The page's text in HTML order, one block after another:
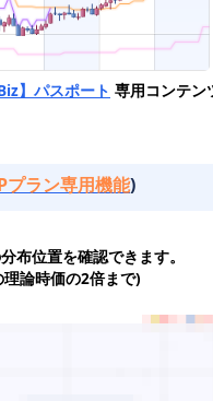
】パスポート 専用コンテン
プラン専用機能)
布位置を確認できます。
論時価の2倍まで)